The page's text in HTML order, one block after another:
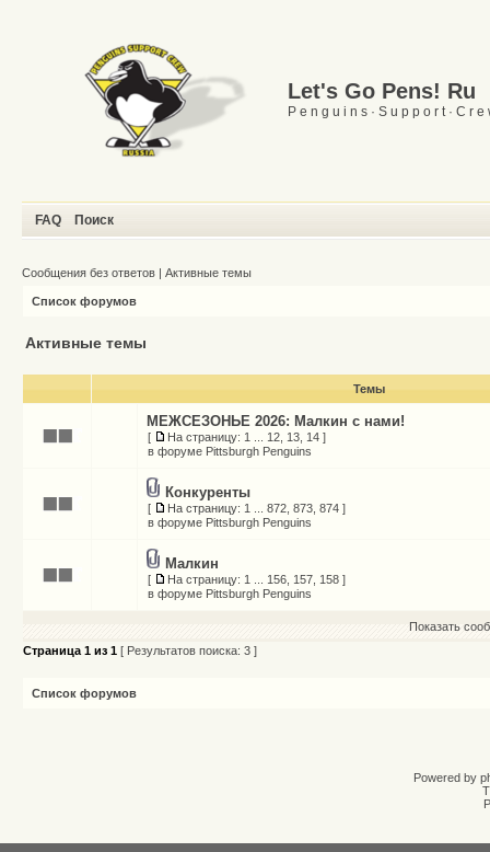
Let's Go Pens! Ru
P e n g u i n s · S u p p o r t · C r e
FAQ Поиск
Сообщения без ответов | Активные темы
Список форумов
Активные темы
Темы
МЕЖСЕЗОНЬЕ 2026: Малкин с нами!
[ На страницу: 1 12 13 14 ]
в форуме Pittsburgh Penguins
Конкуренты
[ На страницу: 1 872 873 874 ]
в форуме Pittsburgh Penguins
Малкин
[ На страницу: 1 156 157 158 ]
в форуме Pittsburgh Penguins
Показать
Страница 1 из 1 [ Результатов поиска: 3 ]
Список форумов
Powered by